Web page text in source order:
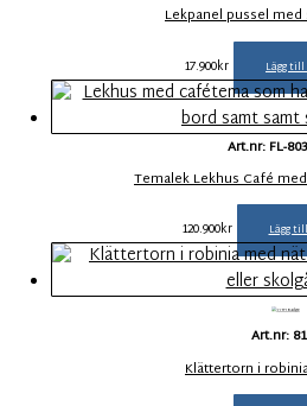
Lekpanel pussel
17.900kr Lägg
Art.nr: FL-
Temalek Lekhus Café
120.900kr Lägg
Art.nr:
Klättertorn i